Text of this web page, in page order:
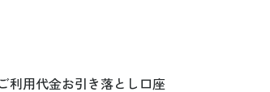
利用代金お引き落とし口座